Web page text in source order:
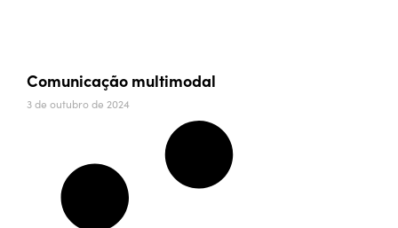
Comunicação multimodal
3 de outubro de 2024